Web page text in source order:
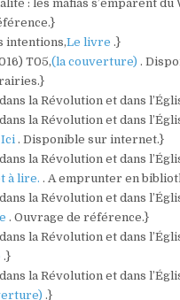
: les mafias s’emparent du
intentions,Le livre.}
T05,(la couverture).
la Révolution et dans
la Révolution et dans
Ici. Disponible sur internet.}
la Révolution et dans
à lire.. A emprunter en
la Révolution et dans
. Ouvrage de référence.}
la Révolution et dans
.}
la Révolution et dans
.}